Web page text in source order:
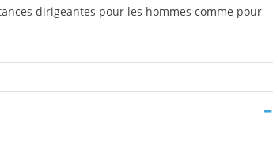
dirigeantes pour les hommes comme pour